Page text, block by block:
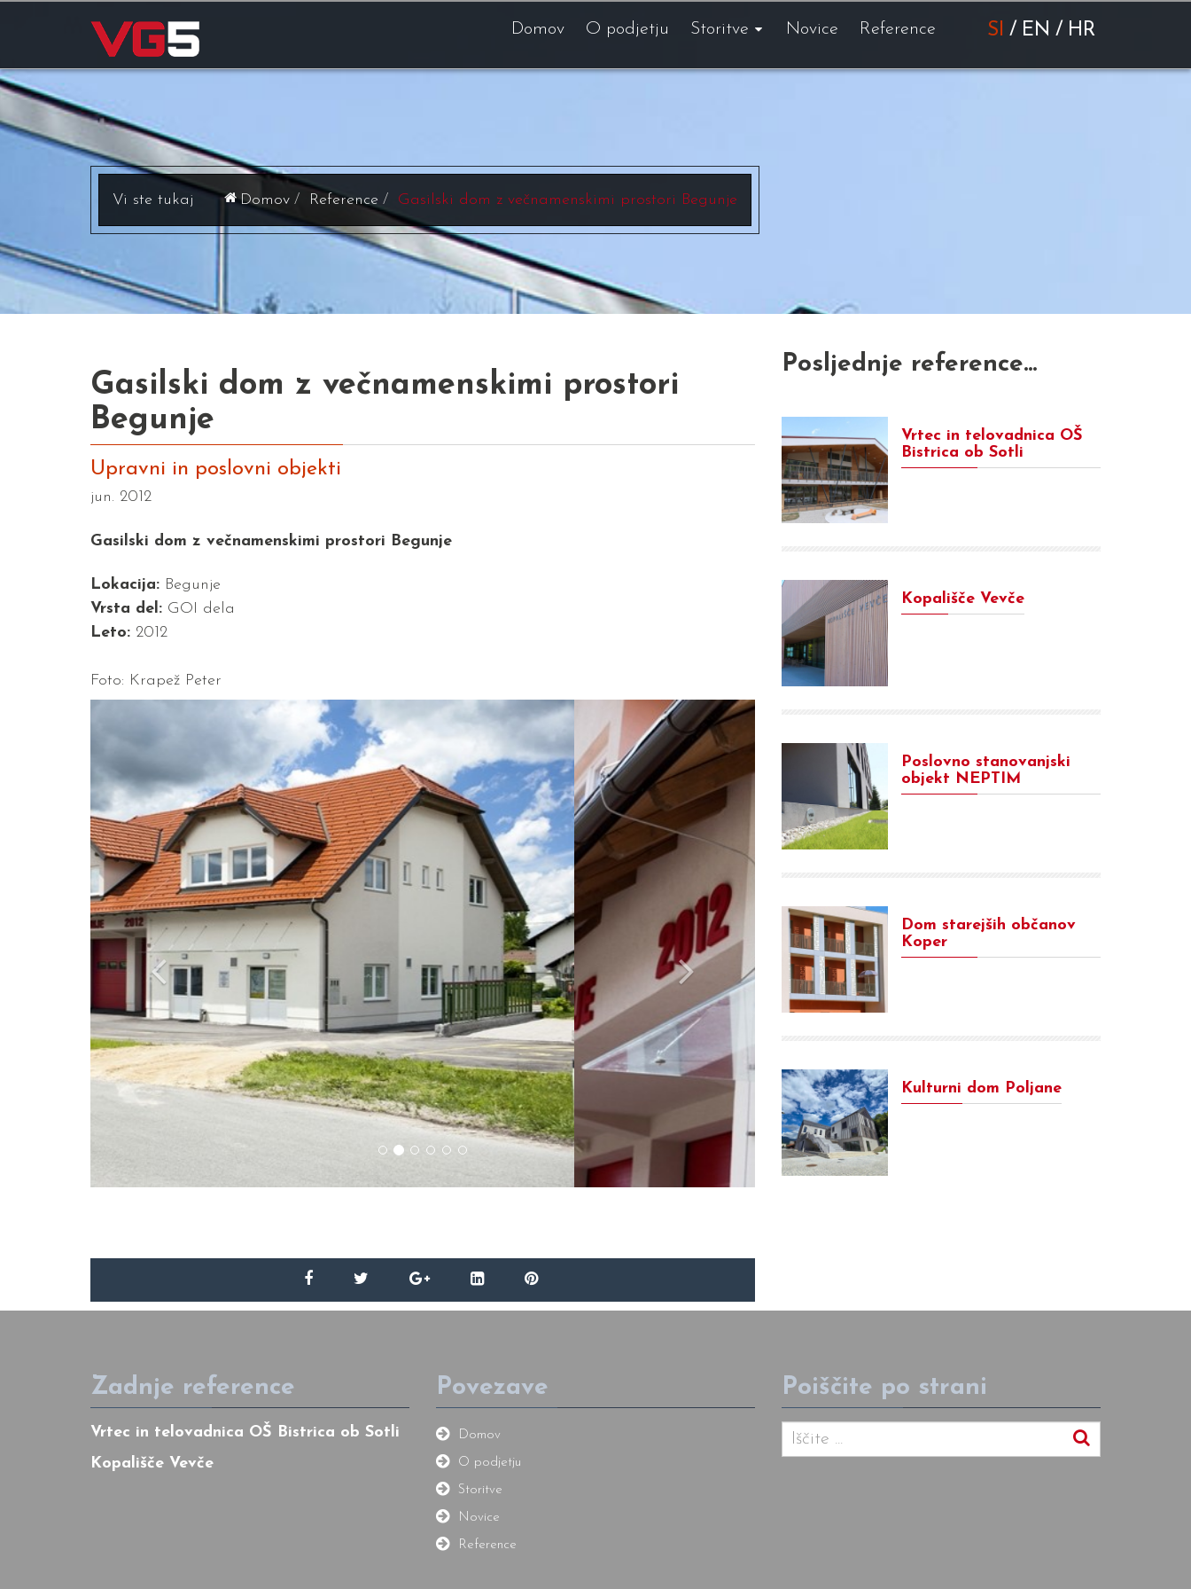
Domov O podjetju Storitve Novice Reference SI / EN / HR
Domov Reference Gasilski dom z večnamenskimi prostori Begunje
Gasilski dom z večnamenskimi prostori
Begunje
Upravni in poslovni objekti
jun. 2012
Gasilski dom z večnamenskimi prostori Begunje
Lokacija: Begunje
Vrsta del: GOI dela
Leto: 2012
Foto: Krapež Peter
Next
Posljednje reference...
Vrtec in telovadnica OŠ
Bistrica ob Sotli
Kopališče Vevče
Poslovno stanovanjski
objekt NEPTIM
Dom starejših občanov
Koper
Kulturni dom Poljane
Zadnje reference
Vrtec in telovadnica OŠ Bistrica ob Sotli
Kopališče Vevče
Povezave
Domov
O podjetju
Storitve
Novice
Reference
Poiščite po strani